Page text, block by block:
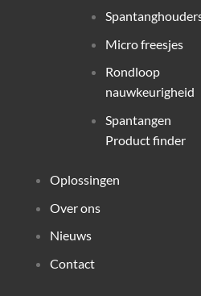
Micro freesjes
Rondloop
nauwkeurigheid
Spantangen
Product finder
Oplossingen
Over ons
Nieuws
Contact